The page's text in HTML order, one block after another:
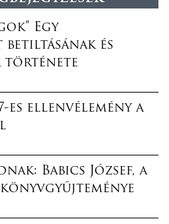
Egy
és
története
es ellenvélemény a
Babics József, a